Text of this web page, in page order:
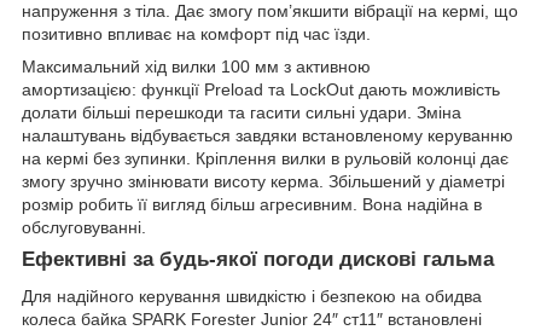
напруження з тіла. Дає змогу пом’якшити вібрації на кермі, що
позитивно впливає на комфорт під час їзди.
Максимальний хід вилки 100 мм з активною
амортизацією: функції Preload та LockOut дають можливість
долати більші перешкоди та гасити сильні удари. Зміна
налаштувань відбувається завдяки встановленому керуванню
на кермі без зупинки. Кріплення вилки в рульовій колонці дає
змогу зручно змінювати висоту керма. Збільшений у діаметрі
розмір робить її вигляд більш агресивним. Вона надійна в
обслуговуванні.
Ефективні за будь-якої погоди дискові гальма
Для надійного керування швидкістю і безпекою на обидва
колеса байка SPARK Forester Junior 24″ ст11″ встановлені